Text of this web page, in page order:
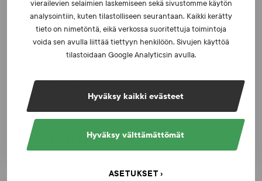
vierailevien selaimien laskemiseen sekä sivustomme käytön
analysointiin, kuten tilastolliseen seurantaan. Kaikki kerätty
tieto on nimetöntä, eikä verkossa suoritettuja toimintoja
voida sen avulla liittää tiettyyn henkilöön. Sivujen käyttöä
tilastoidaan Google Analyticsin avulla.
Hyväksy kaikki evästeet
Hyväksy välttämättömät
ASETUKSET
UUTISET - 16.7.2026
Dopingrikkomuspäätösten julkistaminen: kysymyksiä
ja vastauksia EUT:n ratkaisusta
SUEKin sivuilla uusi blogisarja urheilun ja
väkivaltaisten alakulttuurien suhteesta
KATSO AJANKOHTAISET